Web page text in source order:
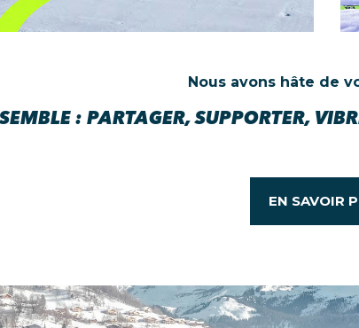
Nous avons hâte de
: PARTAGER, SUPPORTER,
EN SAVOIR